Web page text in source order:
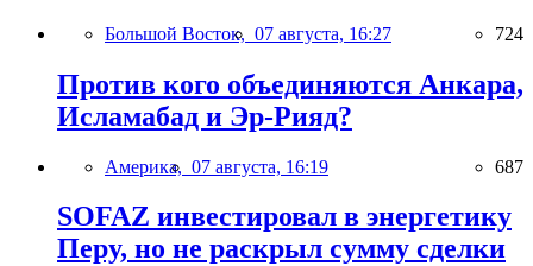
Большой Восток, 07 августа, 16:27 724
Против кого объединяются Анкара,
Исламабад и Эр-Рияд?
Америка, 07 августа, 16:19 687
SOFAZ инвестировал в энергетику
Перу, но не раскрыл сумму сделки